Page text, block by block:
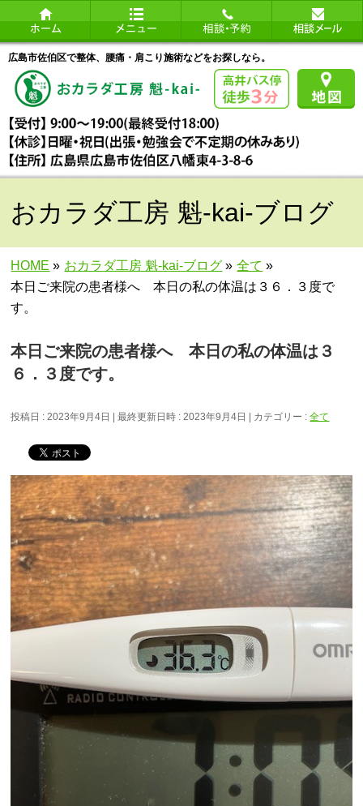
広島市佐伯区で整体、腰痛・肩こり施術などをお探しなら。
おカラダ工房 魁-kai-ブログ
HOME » おカラダ工房 魁-kai-ブログ » 全て »
本日ご来院の患者様へ 本日の私の体温は３６．３度で
す。
本日ご来院の患者様へ 本日の私の体温は３
６．３度です。
投稿日 : 2023年9月4日 最終更新日時 : 2023年9月4日 カテゴリー :全て